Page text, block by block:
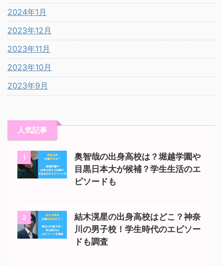
2024年1月
2023年12月
2023年11月
2023年10月
2023年9月
人気記事
1
奥智哉の出身高校は？堀越学園や
目黒日本大が候補？学生生活のエ
ピソードも
2
結木滉星の出身高校はどこ？神奈
川の男子校！学生時代のエピソー
ドも調査